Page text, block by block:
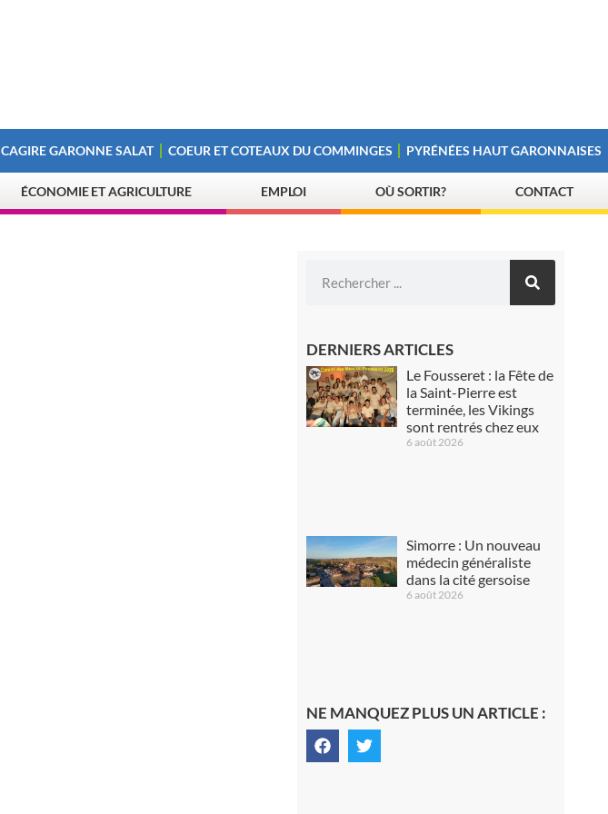
CAGIRE GARONNE SALAT COEUR ET COTEAUX DU COMMINGES PYRÉNÉES HAUT GARONNAISES
ÉCONOMIE ET AGRICULTURE EMPLOI OÙ SORTIR? CONTACT
DERNIERS ARTICLES
Le Fousseret : la Fête de
la Saint-Pierre est
terminée, les Vikings
sont rentrés chez eux
6 août 2026
Simorre : Un nouveau
médecin généraliste
dans la cité gersoise
6 août 2026
NE MANQUEZ PLUS UN ARTICLE :